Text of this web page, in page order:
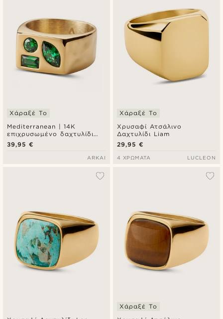
Mediterranean | 14K
επιχρυσωμένο δαχτυλίδι
signet με trio ζιρκόνια
σμαραγδί πράσινο
Χάραξέ Το
39,95 €
ARKAI
Χρυσαφί Ατσάλινο
Δαχτυλίδι Liam
Χάραξέ Το
29,95 €
4 ΧΡΏΜΑΤΑ LUCLEON
Χάραξέ Το